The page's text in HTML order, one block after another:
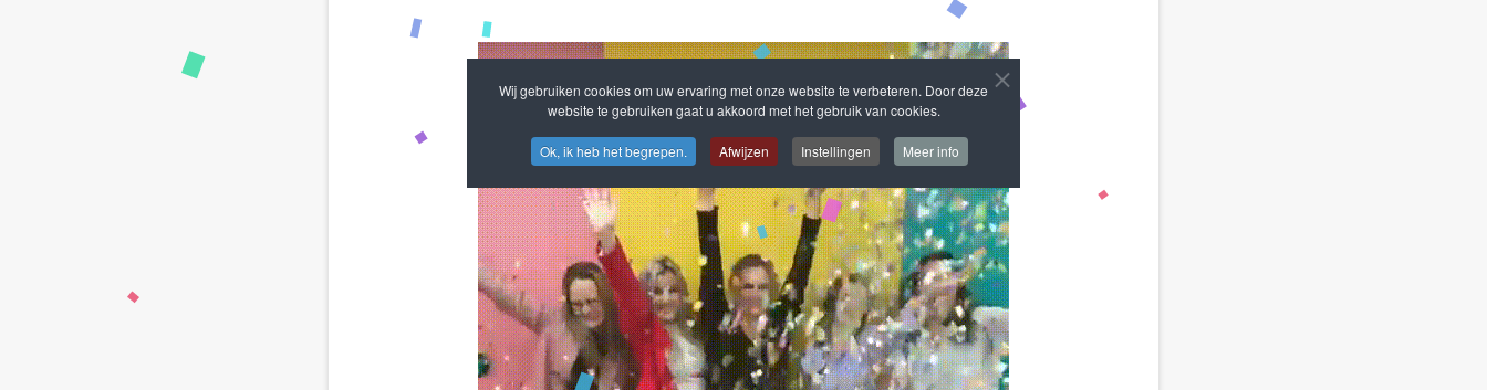
Wij gebruiken cookies om uw ervaring met onze website te verbeteren. Door deze
website te gebruiken gaat u akkoord met het gebruik van cookies.
Ok, ik heb het begrepen. Afwijzen Instellingen Meer info